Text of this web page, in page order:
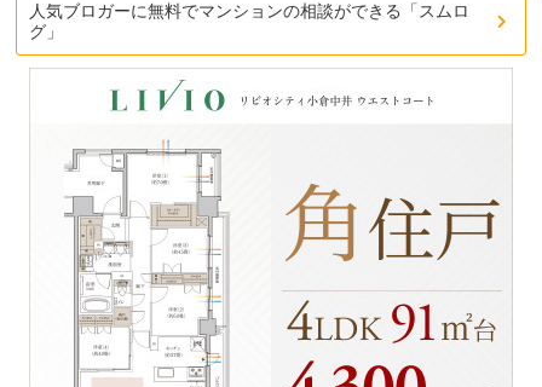
人気ブロガーに無料でマンションの相談ができる「スムロ
グ」